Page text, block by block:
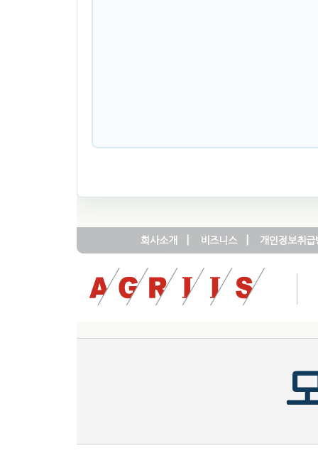
회사소개 비즈니스 개인정보취급